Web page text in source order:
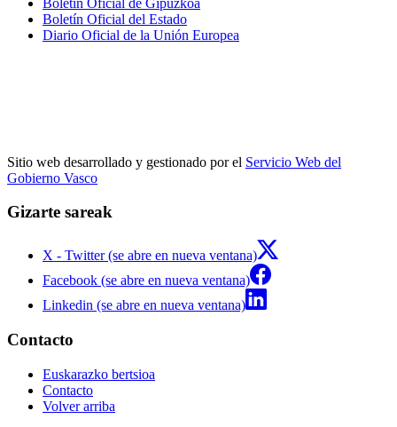
Boletín Oficial de Gipuzkoa
Boletín Oficial del Estado
Diario Oficial de la Unión Europea
Sitio web desarrollado y gestionado por el Servicio Web del
Gobierno Vasco
Gizarte sareak
X - Twitter (se abre en nueva ventana)
Facebook (se abre en nueva ventana)
Linkedin (se abre en nueva ventana)
Contacto
Euskarazko bertsioa
Contacto
Volver arriba